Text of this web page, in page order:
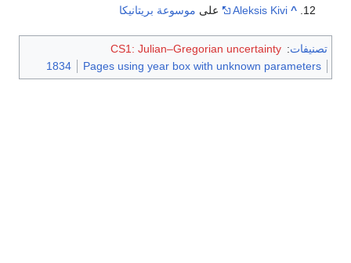
^
Aleksis Kivi على موسوعة بريتانيكا
تصنيفات:
CS1: Julian–Gregorian uncertainty
Pages using year box with unknown parameters
1834